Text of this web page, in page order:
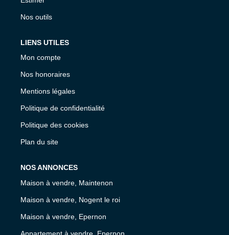
Nos outils
LIENS UTILES
Mon compte
Nos honoraires
Mentions légales
Politique de confidentialité
Politique des cookies
Plan du site
NOS ANNONCES
Maison à vendre, Maintenon
Maison à vendre, Nogent le roi
Maison à vendre, Epernon
Appartement à vendre, Epernon